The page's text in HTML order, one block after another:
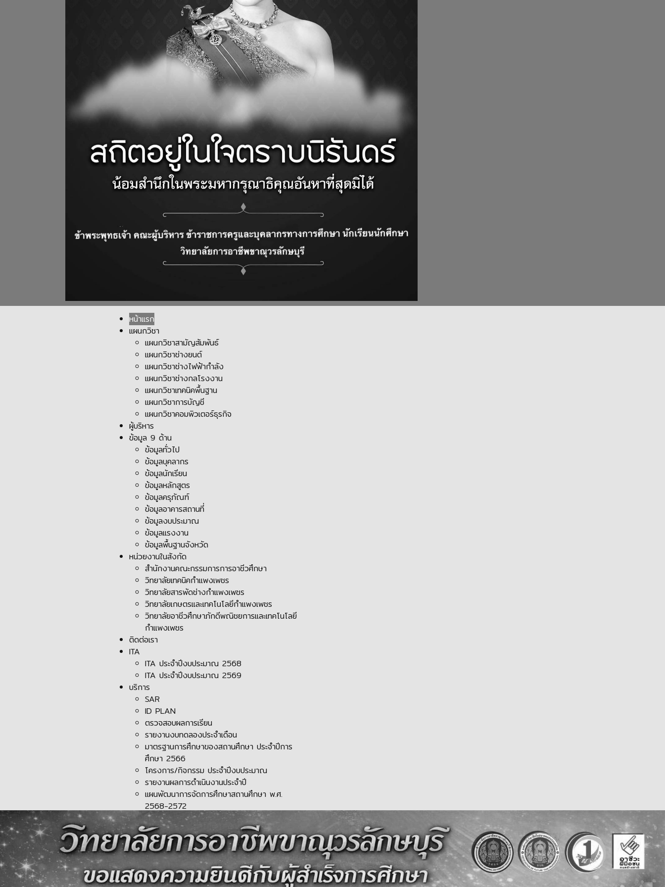
หน้าแรก
แผนกวิชา
แผนกวิชาสามัญสัมพันธ์
แผนกวิชาช่างยนต์
แผนกวิชาช่างไฟฟ้ากำลัง
แผนกวิชาช่างกลโรงงาน
แผนกวิชาเทคนิคพื้นฐาน
แผนกวิชาการบัญชี
แผนกวิชาคอมพิวเตอร์ธุรกิจ
ผู้บริหาร
ข้อมูล 9 ด้าน
ข้อมูลทั่วไป
ข้อมูลบุคลากร
ข้อมูลนักเรียน
ข้อมูลหลักสูตร
ข้อมูลครุภัณฑ์
ข้อมูลอาคารสถานที่
ข้อมูลงบประมาณ
ข้อมูลแรงงาน
ข้อมูลพื้นฐานจังหวัด
หน่วยงานในสังกัด
สำนักงานคณะกรรมการการอาชีวศึกษา
วิทยาลัยเทคนิคกำแพงเพชร
วิทยาลัยสารพัดช่างกำแพงเพชร
วิทยาลัยเกษตรและเทคโนโลยีกำแพงเพชร
วิทยาลัยอาชีวศึกษาภักดีพณิชยการและเทคโนโลยี
กำแพงเพชร
ติดต่อเรา
ITA
ITA ประจำปีงบประมาณ 2568
ITA ประจำปีงบประมาณ 2569
บริการ
SAR
ID PLAN
ตรวจสอบผลการเรียน
รายงานงบทดลองประจำเดือน
มาตรฐานการศึกษาของสถานศึกษา ประจำปีการ
ศึกษา 2566
โครงการ/กิจกรรม ประจำปีงบประมาณ
รายงานผลการดำเนินงานประจำปี
แผนพัฒนาการจัดการศึกษาสถานศึกษา พ.ศ.
2568-2572
ข่าวสาร
ข่าวกิจกรรม
ข่าวประชาสัมพันธ์